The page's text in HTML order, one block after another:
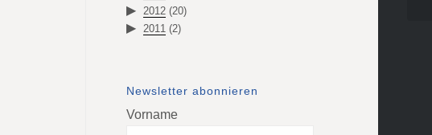
2012 (20)
2011 (2)
Newsletter abonnieren
Vorname